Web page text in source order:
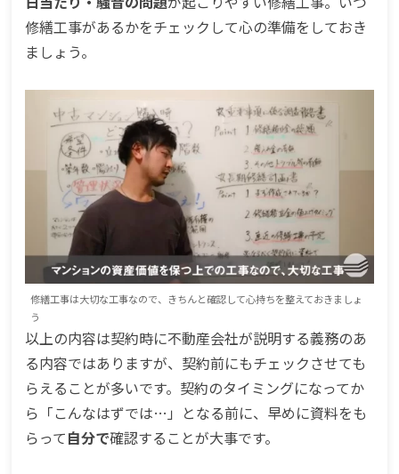
修繕工事があるかをチェックして心の準備をしておき
ましょう。
修繕工事は大切な工事なので、きちんと確認して心持ちを整えておきましょ
う
以上の内容は契約時に不動産会社が説明する義務のあ
る内容ではありますが、契約前にもチェックさせても
らえることが多いです。契約のタイミングになってか
ら「こんなはずでは…」となる前に、早めに資料をも
らって自分で確認することが大事です。